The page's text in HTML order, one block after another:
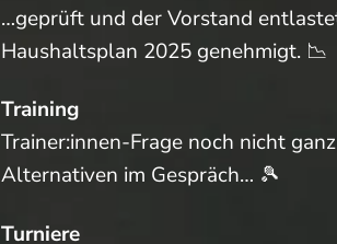
…geprüft und der Vorstand
Haushaltsplan 2025 genehmigt. 📉
Training
Trainer:innen-Frage noch nicht
Alternativen im Gespräch… 🎾
Turniere